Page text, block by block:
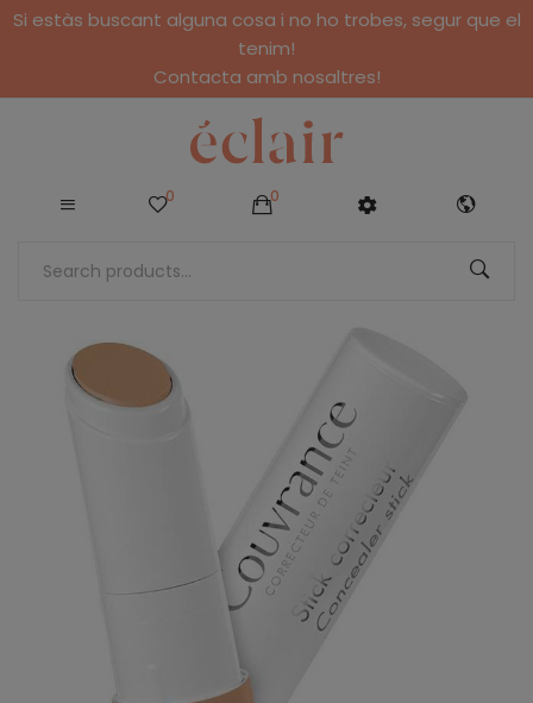
Si estàs buscant alguna cosa i no ho trobes, segur que el
tenim!
Contacta amb nosaltres!
0 0